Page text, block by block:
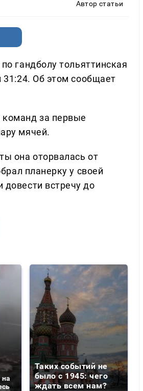
Автор статьи
гандболу тольяттинская
31:24. Об этом сообщает
за первые
мячей.
она оторвалась от
планерку у своей
встречу до
Таких событий не
было с 1945: чего
ждать всем нам?